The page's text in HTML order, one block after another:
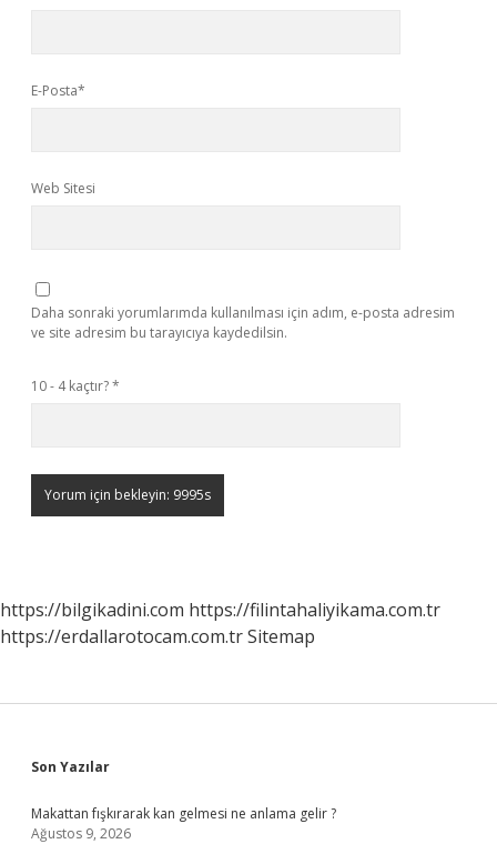
E-Posta*
Web Sitesi
Daha sonraki yorumlarımda kullanılması için adım, e-posta adresim
ve site adresim bu tarayıcıya kaydedilsin.
10 - 4 kaçtır?*
https://bilgikadini.com https://filintahaliyikama.com.tr
https://erdallarotocam.com.trSitemap
Sidebar
Son Yazılar
Makattan fışkırarak kan gelmesi ne anlama gelir ?
Ağustos 9, 2026